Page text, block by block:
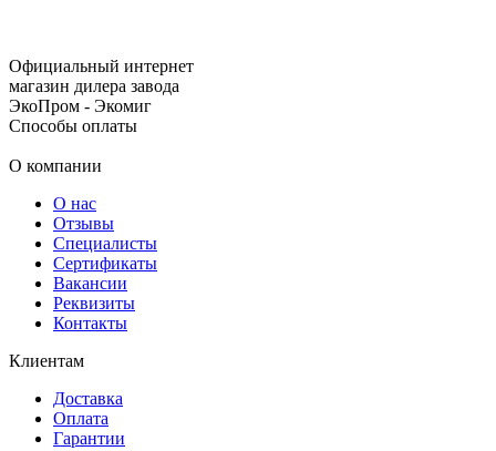
Официальный интернет
магазин дилера завода
ЭкоПром - Экомиг
Способы оплаты
О компании
О нас
Отзывы
Специалисты
Сертификаты
Вакансии
Реквизиты
Контакты
Клиентам
Доставка
Оплата
Гарантии